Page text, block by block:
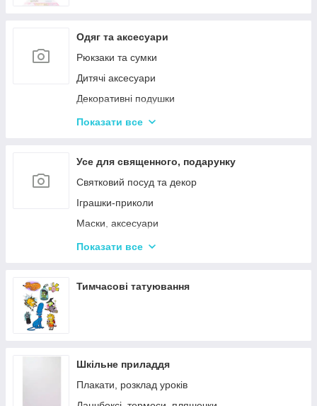
Одяг та аксесуари
Рюкзаки та сумки
Дитячі аксесуари
Декоративні подушки
Дитячі парасольки
Показати все
Усе для священного, подарунку
Святковий посуд та декор
Іграшки-приколи
Маски, аксесуари
Повітряні кульки
Фоторамки і фотоальбоми
Показати все
Тимчасові татуювання
Шкільне приладдя
Плакати, розклад уроків